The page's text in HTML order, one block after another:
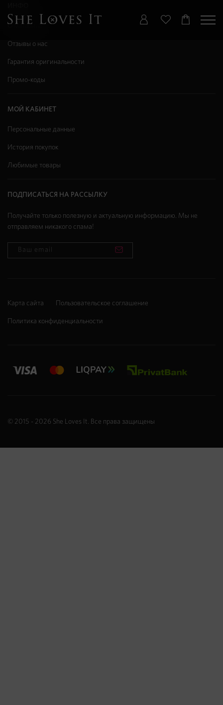
О магазине
Отзывы о нас
Гарантия оригинальности
Промо-коды
МОЙ КАБИНЕТ
Персональные данные
История покупок
Любимые товары
ПОДПИСАТЬСЯ НА РАССЫЛКУ
Получайте только полезную и актуальную информацию. Мы не
отправляем никакого спама!
© 2015 - 2026 She Loves It . Все права защищены
Карта сайта Пользовательское соглашение
Политика конфиденциальности